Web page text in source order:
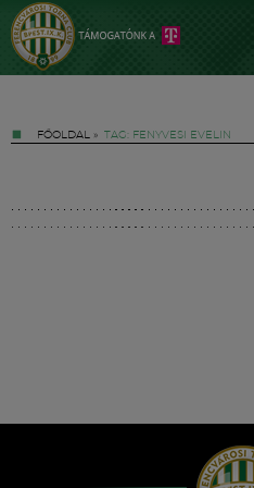
FŐOLDAL » TAG: FENYVESI EVELIN
Hírek